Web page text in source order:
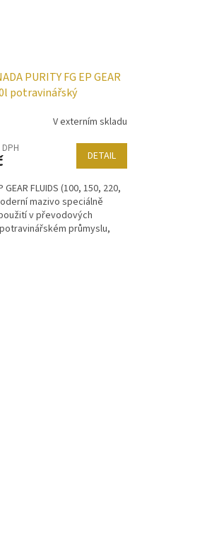
PURITY FG EP GEAR
potravinářský
V externím skladu
DETAIL
GEAR FLUIDS (100, 150, 220,
mazivo speciálně
v převodových
průmyslu,